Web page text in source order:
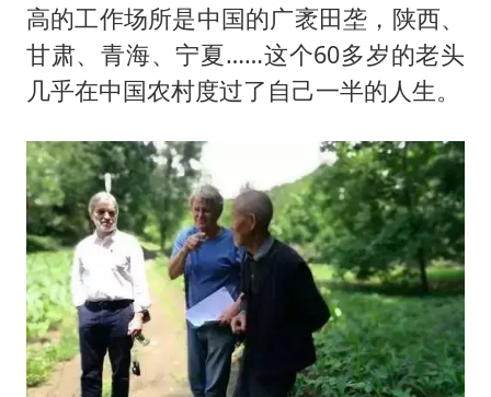
高的工作场所是中国的广袤田垄，陕西、
甘肃、青海、宁夏……这个60多岁的老头
几乎在中国农村度过了自己一半的人生。